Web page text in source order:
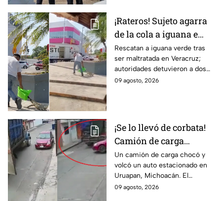
¡Rateros! Sujeto agarra
de la cola a iguana e
intenta robársela en
Veracruz; hay dos
detenidos (VIDEO)
Rescatan a iguana verde tras
ser maltratada en Veracruz;
autoridades detuvieron a dos
implicados y recuerdan las
09 agosto, 2026
¡Se lo llevó de corbata!
Camión de carga
arrastra auto
estacionado en
Uruapan, Michoacán
(VIDEO)
Un camión de carga chocó y
volcó un auto estacionado en
Uruapan, Michoacán. El
insólito momento quedó
09 agosto, 2026